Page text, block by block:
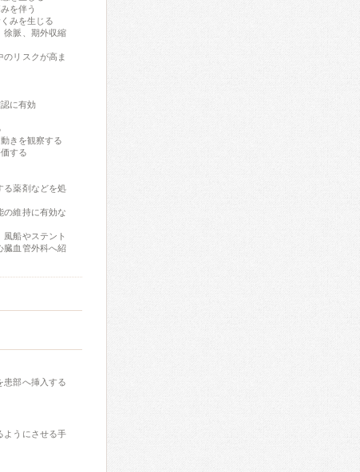
を伴う
みを生じる
徐脈、期外収縮
のリスクが高ま
に有効
きを観察する
する
る薬剤などを処
の維持に有効な
風船やステント
臓血管外科へ紹
患部へ挿入する
ようにさせる手